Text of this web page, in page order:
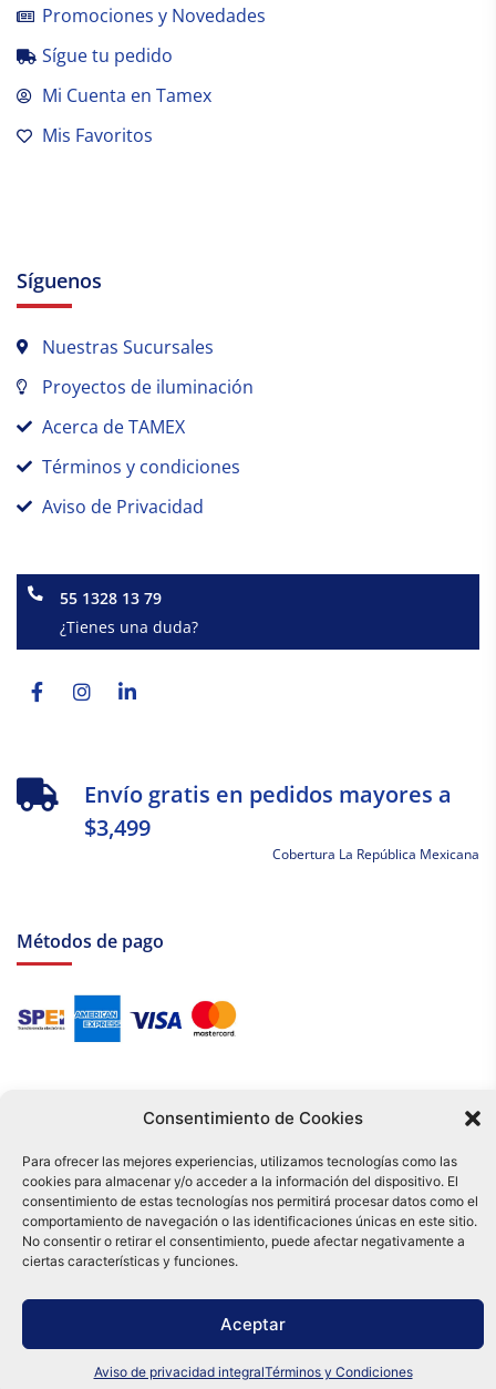
Consentimiento de Cookies
Para ofrecer las mejores experiencias, utilizamos tecnologías como las
cookies para almacenar y/o acceder a la información del dispositivo. El
consentimiento de estas tecnologías nos permitirá procesar datos como el
comportamiento de navegación o las identificaciones únicas en este sitio.
No consentir o retirar el consentimiento, puede afectar negativamente a
ciertas características y funciones.
Aceptar
Aviso de privacidad integralTérminos y Condiciones
Promociones y Novedades
Sígue tu pedido
Mi Cuenta en Tamex
Mis Favoritos
Síguenos
Nuestras Sucursales
Proyectos de iluminación
Acerca de TAMEX
Términos y condiciones
Aviso de Privacidad
55 1328 13 79
¿Tienes una duda?
f
Envío gratis en pedidos mayores a
$3,499
Cobertura La República Mexicana
Métodos de pago
Tu compra es respaldada por nuestro certificado SSL y operada bajo las
mejores prácticas de seguridad.
Distribuidora Tamex - México
e-commerce